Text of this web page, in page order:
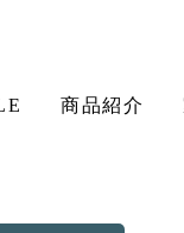
商品紹介
造